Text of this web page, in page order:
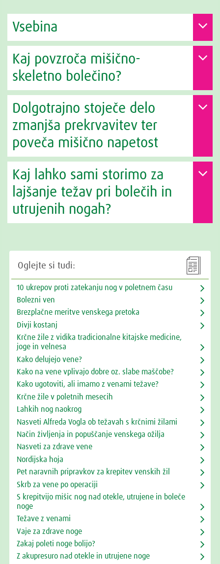
Vsebina
Kaj povzroča mišično-
skeletno bolečino?
Dolgotrajno stoječe delo
zmanjša prekrvavitev ter
poveča mišično napetost
Kaj lahko sami storimo za
lajšanje težav pri bolečih in
utrujenih nogah?

Oglejte si tudi:
10 ukrepov proti zatekanju nog v poletnem času
Bolezni ven
Brezplačne meritve venskega pretoka
Divji kostanj
Krčne žile z vidika tradicionalne kitajske medicine,
joge in velnesa
Kako delujejo vene?
Kako na vene vplivajo dobre oz. slabe maščobe?
Kako ugotoviti, ali imamo z venami težave?
Krčne žile v poletnih mesecih
Lahkih nog naokrog
Nasveti Alfreda Vogla ob težavah s krčnimi žilami
Način življenja in popuščanje venskega ožilja
Nasveti za zdrave vene
Nordijska hoja
Pet naravnih pripravkov za krepitev venskih žil
Skrb za vene po operaciji
S krepitvijo mišic nog nad otekle, utrujene in boleče
noge
Težave z venami
Vaje za zdrave noge
Zakaj poleti noge bolijo?
Z akupresuro nad otekle in utrujene noge